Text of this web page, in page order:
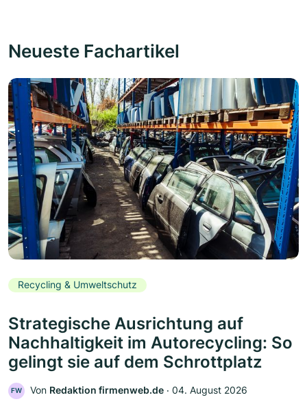
Neueste Fachartikel
Recycling & Umweltschutz
Strategische Ausrichtung auf
Nachhaltigkeit im Autorecycling: So
gelingt sie auf dem Schrottplatz
FW Von Redaktion firmenweb.de ‧ 04. August 2026